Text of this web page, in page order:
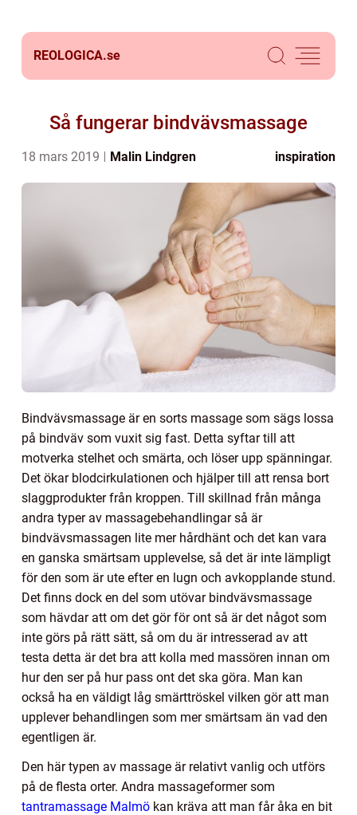
REOLOGICA.se
Så fungerar bindvävsmassage
18 mars 2019 Malin Lindgren inspiration
Bindvävsmassage är en sorts massage som sägs lossa
på bindväv som vuxit sig fast. Detta syftar till att
motverka stelhet och smärta, och löser upp spänningar.
Det ökar blodcirkulationen och hjälper till att rensa bort
slaggprodukter från kroppen. Till skillnad från många
andra typer av massagebehandlingar så är
bindvävsmassagen lite mer hårdhänt och det kan vara
en ganska smärtsam upplevelse, så det är inte lämpligt
för den som är ute efter en lugn och avkopplande stund.
Det finns dock en del som utövar bindvävsmassage
som hävdar att om det gör för ont så är det något som
inte görs på rätt sätt, så om du är intresserad av att
testa detta är det bra att kolla med massören innan om
hur den ser på hur pass ont det ska göra. Man kan
också ha en väldigt låg smärttröskel vilken gör att man
upplever behandlingen som mer smärtsam än vad den
egentligen är.
Den här typen av massage är relativt vanlig och utförs
på de flesta orter. Andra massageformer som
tantramassage Malmö kan kräva att man får åka en bit